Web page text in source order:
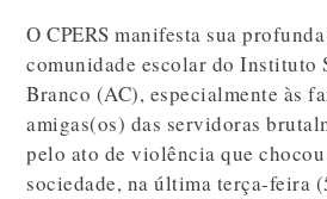
O CPERS manifesta sua
comunidade escolar do Instituto
Branco (AC), especialmente às
amigas(os) das servidoras
pelo ato de violência que
sociedade, na última terça-feira